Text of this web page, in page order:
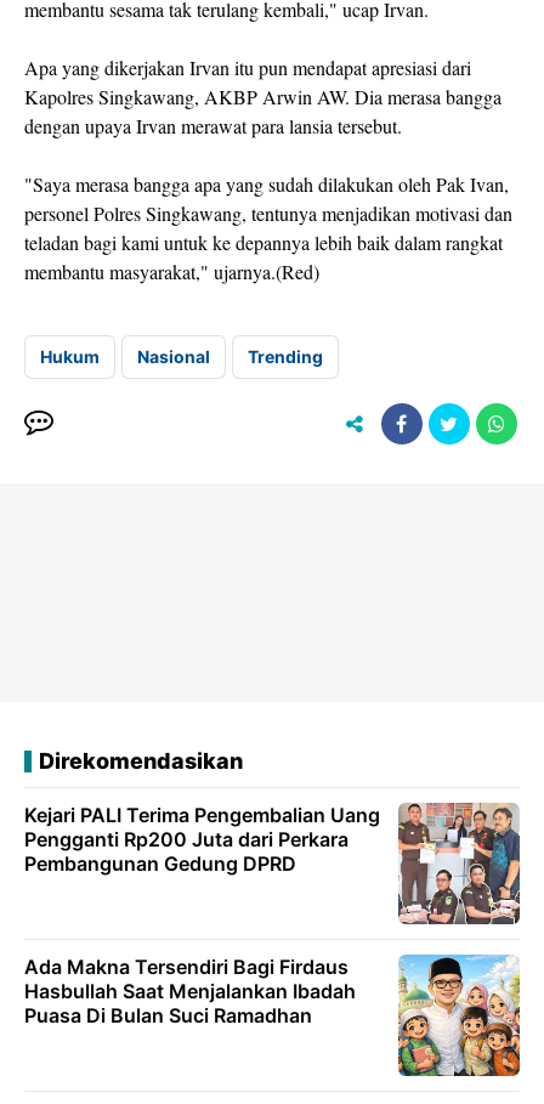
membantu sesama tak terulang kembali," ucap Irvan.
Apa yang dikerjakan Irvan itu pun mendapat apresiasi dari
Kapolres Singkawang, AKBP Arwin AW. Dia merasa bangga
dengan upaya Irvan merawat para lansia tersebut.
"Saya merasa bangga apa yang sudah dilakukan oleh Pak Ivan,
personel Polres Singkawang, tentunya menjadikan motivasi dan
teladan bagi kami untuk ke depannya lebih baik dalam rangkat
membantu masyarakat," ujarnya.(Red)
Hukum Nasional Trending
Direkomendasikan
Kejari PALI Terima Pengembalian Uang
Pengganti Rp200 Juta dari Perkara
Pembangunan Gedung DPRD
Ada Makna Tersendiri Bagi Firdaus
Hasbullah Saat Menjalankan Ibadah
Puasa Di Bulan Suci Ramadhan